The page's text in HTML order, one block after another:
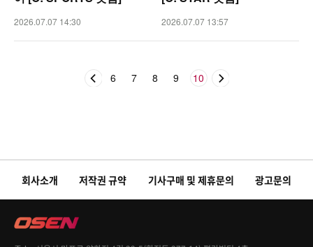
2026.07.07 14:30 2026.07.07 13:57
6 7 8 9 10
회사소개 저작권 규약 기사구매 및 제휴문의 광고문의